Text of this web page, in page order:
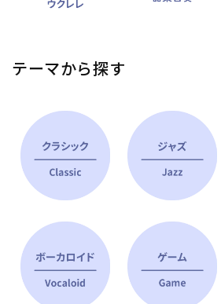
テーマから探す